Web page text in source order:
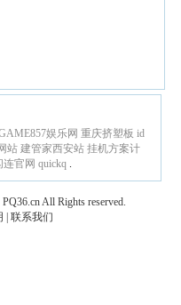
娱乐网 重庆挤塑板 id
站 建管家西安站 挂机方案计
连官网 quickq .
PQ36.cnAll Rights reserved.
联系我们